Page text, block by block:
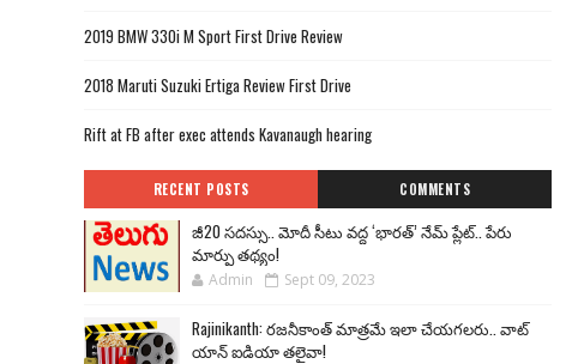
2019 BMW 330i M Sport First Drive Review
2018 Maruti Suzuki Ertiga Review First Drive
Rift at FB after exec attends Kavanaugh hearing
RECENT POSTS COMMENTS
జీ20 సదస్సు.. మోదీ సీటు వద్ద ‘భారత్’ నేమ్ ప్లేట్‌.. పేరు
మార్పు తథ్యం!
Admin Sept 09, 2023
Rajinikanth: రజనీకాంత్ మాత్రమే ఇలా చేయగలరు.. వాట్
యాన్ ఐడియా తలైవా!